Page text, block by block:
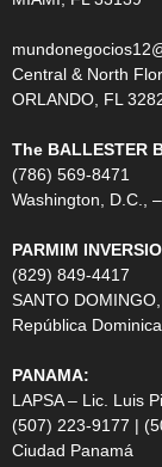
Central & North
ORLANDO, FL
The BALLESTER
(786) 569-8471
Washington, D.C.,
PARMIM
(829) 849-4417
SANTO
República
PANAMA:
LAPSA – Lic. Luis
(507) 223-9177 |
Ciudad Panamá